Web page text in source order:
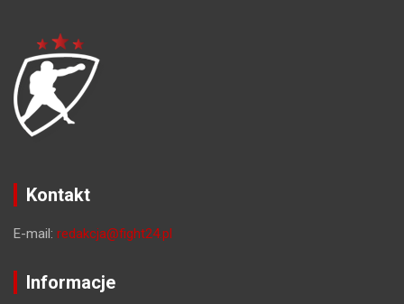
Kontakt
E-mail: redakcja@fight24.pl
Informacje